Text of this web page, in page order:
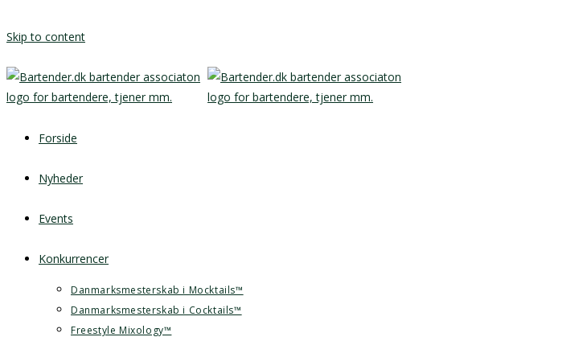
Skip to content
Forside
Nyheder
Events
Konkurrencer
Danmarksmesterskab i Mocktails™
Danmarksmesterskab i Cocktails™
Freestyle Mixology™